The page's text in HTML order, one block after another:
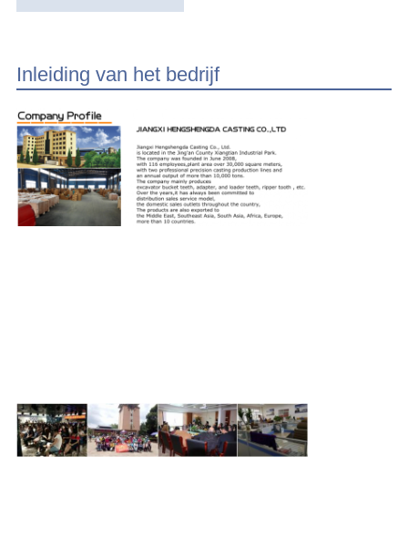
Inleiding van het bedrijf